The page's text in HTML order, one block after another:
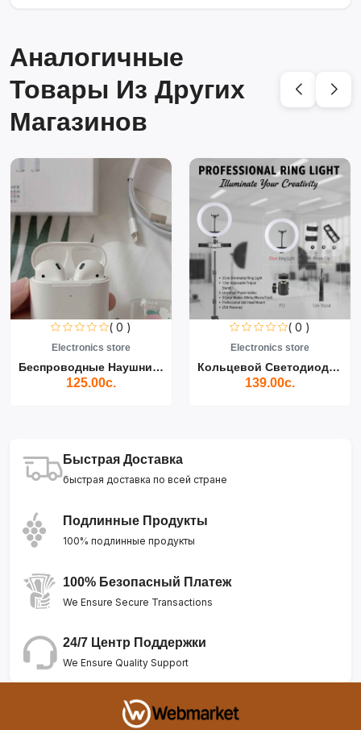
Аналогичные
Товары Из Других
Магазинов
( 0 )
Electronics store
Беспроводные Наушники Air...
125.00с.
( 0 )
Electronics store
Кольцевой Светодиодный Св...
139.00с.
Быстрая Доставка
быстрая доставка по всей стране
Подлинные Продукты
100% подлинные продукты
100% Безопасный Платеж
We Ensure Secure Transactions
24/7 Центр Поддержки
We Ensure Quality Support